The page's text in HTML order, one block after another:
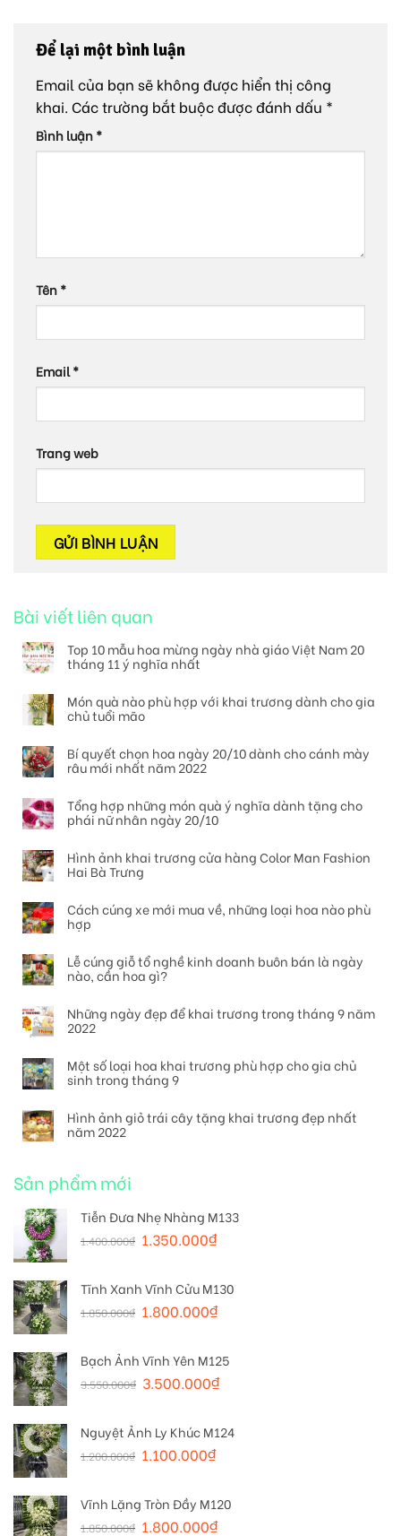
Để lại một bình luận
Email của bạn sẽ không được hiển thị công
khai. Các trường bắt buộc được đánh dấu *
Bình luận*
Tên*
Email*
Trang web
Bài viết liên quan
Top 10 mẫu hoa mừng ngày nhà giáo Việt Nam 20
tháng 11 ý nghĩa nhất
Món quà nào phù hợp với khai trương dành cho gia
chủ tuổi mão
Bí quyết chọn hoa ngày 20/10 dành cho cánh mày
râu mới nhất năm 2022
Tổng hợp những món quà ý nghĩa dành tặng cho
phái nữ nhân ngày 20/10
Hình ảnh khai trương cửa hàng Color Man Fashion
Hai Bà Trưng
Cách cúng xe mới mua về, những loại hoa nào phù
hợp
Lễ cúng giỗ tổ nghề kinh doanh buôn bán là ngày
nào, cần hoa gì?
Những ngày đẹp để khai trương trong tháng 9 năm
2022
Một số loại hoa khai trương phù hợp cho gia chủ
sinh trong tháng 9
Hình ảnh giỏ trái cây tặng khai trương đẹp nhất
năm 2022
Sản phẩm mới
Tiễn Đưa Nhẹ Nhàng M133
1.400.000₫ 1.350.000₫
Tĩnh Xanh Vĩnh Cửu M130
1.850.000₫ 1.800.000₫
Bạch Ảnh Vĩnh Yên M125
3.550.000₫ 3.500.000₫
Nguyệt Ảnh Ly Khúc M124
1.200.000₫ 1.100.000₫
Vĩnh Lặng Tròn Đầy M120
1.850.000₫ 1.800.000₫